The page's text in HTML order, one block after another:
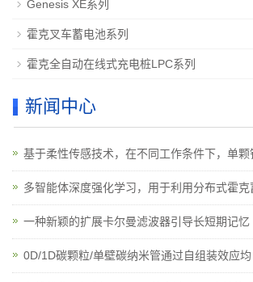
Genesis XE系列
霍克叉车蓄电池系列
霍克全自动在线式充电桩LPC系列
新闻中心
基于柔性传感技术，在不同工作条件下，单颗
多智能体深度强化学习，用于利用分布式霍克
一种新颖的扩展卡尔曼滤波器引导长短期记忆
0D/1D碳颗粒/单壁碳纳米管通过自组装效应均